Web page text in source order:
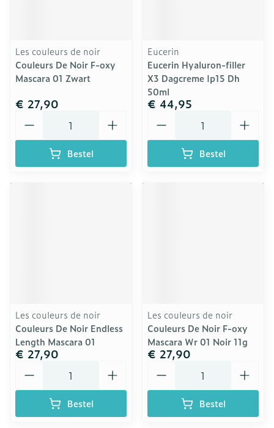
Les couleurs de noir
Couleurs De Noir F-oxy
Mascara 01 Zwart
€ 27,90
Bestel
Eucerin
Eucerin Hyaluron-filler
X3 Dagcreme Ip15 Dh
50ml
€ 44,95
Bestel
Les couleurs de noir
Couleurs De Noir Endless
Length Mascara 01
€ 27,90
Bestel
Les couleurs de noir
Couleurs De Noir F-oxy
Mascara Wr 01 Noir 11g
€ 27,90
Bestel